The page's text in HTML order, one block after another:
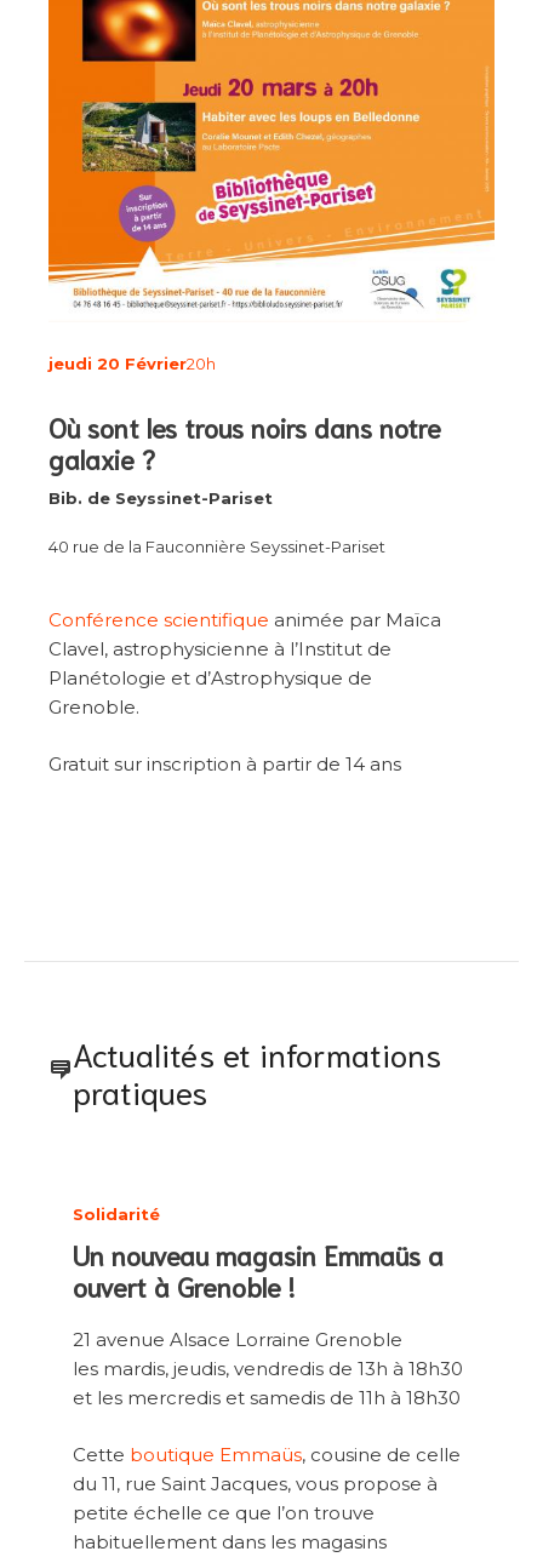
jeudi 20 Février20h
Où sont les trous noirs dans notre
galaxie ?
Bib. de Seyssinet-Pariset
40 rue de la Fauconnière Seyssinet-Pariset
Conférence scientifique animée par Maïca
Clavel, astrophysicienne à l’Institut de
Planétologie et d’Astrophysique de
Grenoble.
Gratuit sur inscription à partir de 14 ans
Actualités et informations
pratiques
Solidarité
Un nouveau magasin Emmaüs a
ouvert à Grenoble !
21 avenue Alsace Lorraine Grenoble
les mardis, jeudis, vendredis de 13h à 18h30
et les mercredis et samedis de 11h à 18h30
Cette boutique Emmaüs, cousine de celle
du 11, rue Saint Jacques, vous propose à
petite échelle ce que l’on trouve
habituellement dans les magasins